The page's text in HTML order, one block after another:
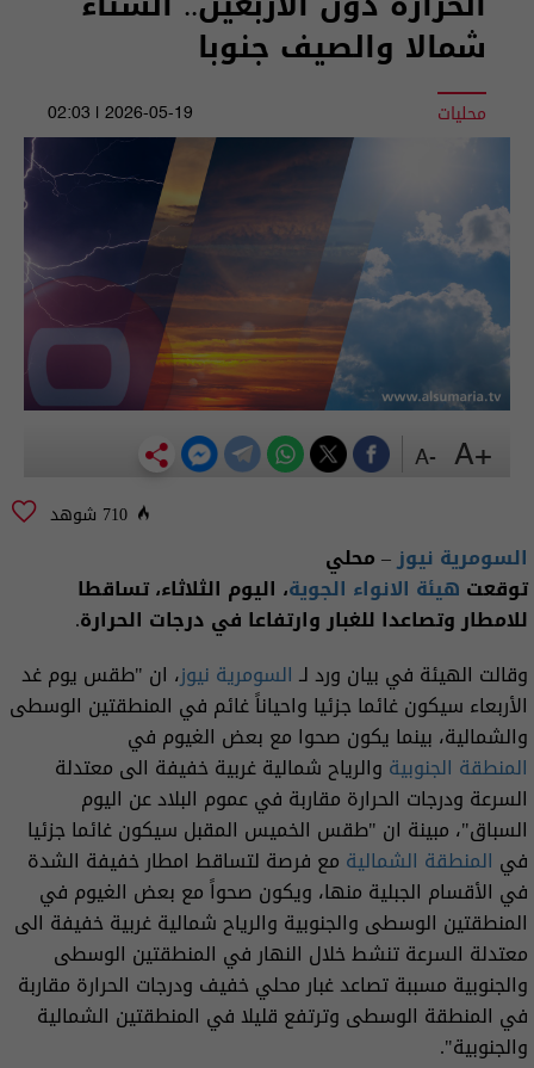
شمالا والصيف جنوبا
محليات 2026-05-19 | 02:03
710 شوهد
السومرية نيوز– محلي
توقعت هيئة الانواء الجوية، اليوم الثلاثاء، تساقطا
للامطار وتصاعدا للغبار وارتفاعا في درجات الحرارة.
وقالت الهيئة في بيان ورد لـ السومرية نيوز، ان "طقس يوم غد
الأربعاء سيكون غائما جزئيا واحياناً غائم في المنطقتين الوسطى
والشمالية، بينما يكون صحوا مع بعض الغيوم في
المنطقة الجنوبية والرياح شمالية غربية خفيفة الى معتدلة
السرعة ودرجات الحرارة مقاربة في عموم البلاد عن اليوم
السباق"، مبينة ان "طقس الخميس المقبل سيكون غائما جزئيا
في المنطقة الشمالية مع فرصة لتساقط امطار خفيفة الشدة
في الأقسام الجبلية منها، ويكون صحواً مع بعض الغيوم في
المنطقتين الوسطى والجنوبية والرياح شمالية غربية خفيفة الى
معتدلة السرعة تنشط خلال النهار في المنطقتين الوسطى
والجنوبية مسببة تصاعد غبار محلي خفيف ودرجات الحرارة مقاربة
في المنطقة الوسطى وترتفع قليلا في المنطقتين الشمالية
والجنوبية".
+A
-A